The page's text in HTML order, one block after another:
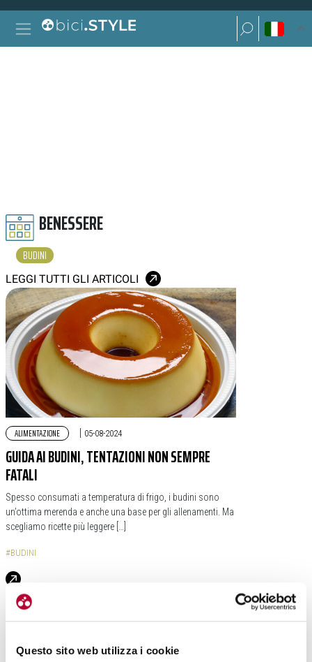
Questo sito web utilizza i cookie
Vai al contenuto
Navigazione principale
Ricerca per:
Ricerca per:
BENESSERE
BUDINI
LEGGI TUTTI GLI ARTICOLI
ALIMENTAZIONE | 05-08-2024
GUIDA AI BUDINI, TENTAZIONI NON SEMPRE
FATALI
Spesso consumati a temperatura di frigo, i budini sono
un’ottima merenda e anche una base per gli allenamenti. Ma
scegliamo ricette più leggere […]
#BUDINI